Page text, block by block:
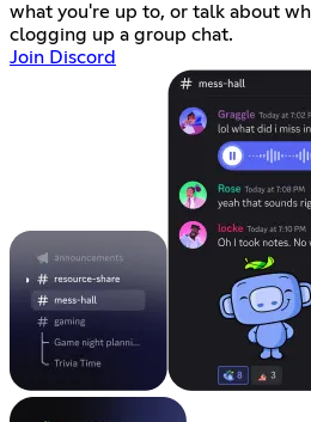
what you're up to, or talk about
clogging up a group chat.
Join Discord